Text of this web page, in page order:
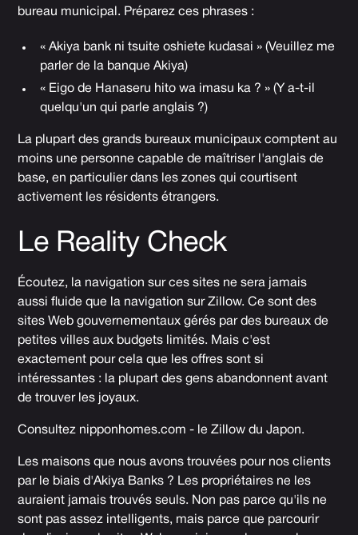
bureau municipal. Préparez ces phrases :
« Akiya bank ni tsuite oshiete kudasai » (Veuillez me
parler de la banque Akiya)
« Eigo de Hanaseru hito wa imasu ka ? » (Y a-t-il
quelqu'un qui parle anglais ?)
La plupart des grands bureaux municipaux comptent au
moins une personne capable de maîtriser l'anglais de
base, en particulier dans les zones qui courtisent
activement les résidents étrangers.
Le Reality Check
Écoutez, la navigation sur ces sites ne sera jamais
aussi fluide que la navigation sur Zillow. Ce sont des
sites Web gouvernementaux gérés par des bureaux de
petites villes aux budgets limités. Mais c'est
exactement pour cela que les offres sont si
intéressantes : la plupart des gens abandonnent avant
de trouver les joyaux.
Consultez nipponhomes.com - le Zillow du Japon.
Les maisons que nous avons trouvées pour nos clients
par le biais d'Akiya Banks ? Les propriétaires ne les
auraient jamais trouvés seuls. Non pas parce qu'ils ne
sont pas assez intelligents, mais parce que parcourir